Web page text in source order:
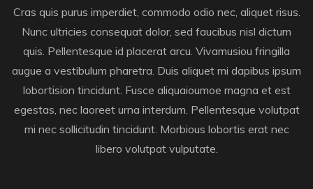
Cras quis purus imperdiet, commodo odio nec, aliquet risus.
Nunc ultricies consequat dolor, sed faucibus nisl dictum
quis. Pellentesque id placerat arcu. Vivamusiou fringilla
augue a vestibulum pharetra. Duis aliquet mi dapibus ipsum
lobortision tincidunt. Fusce aliquaioumoe magna et est
egestas, nec laoreet urna interdum. Pellentesque volutpat
mi nec sollicitudin tincidunt. Morbious lobortis erat nec
libero volutpat vulputate.